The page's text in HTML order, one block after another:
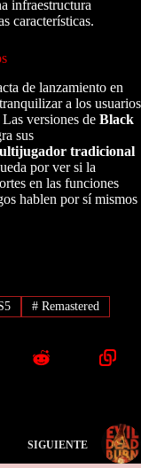
infraestructura
características.
de lanzamiento en
a los usuarios
versiones de Black
sus
tradicional
por ver si la
en las funciones
hablen por sí mismos
# Remastered
SIGUIENTE